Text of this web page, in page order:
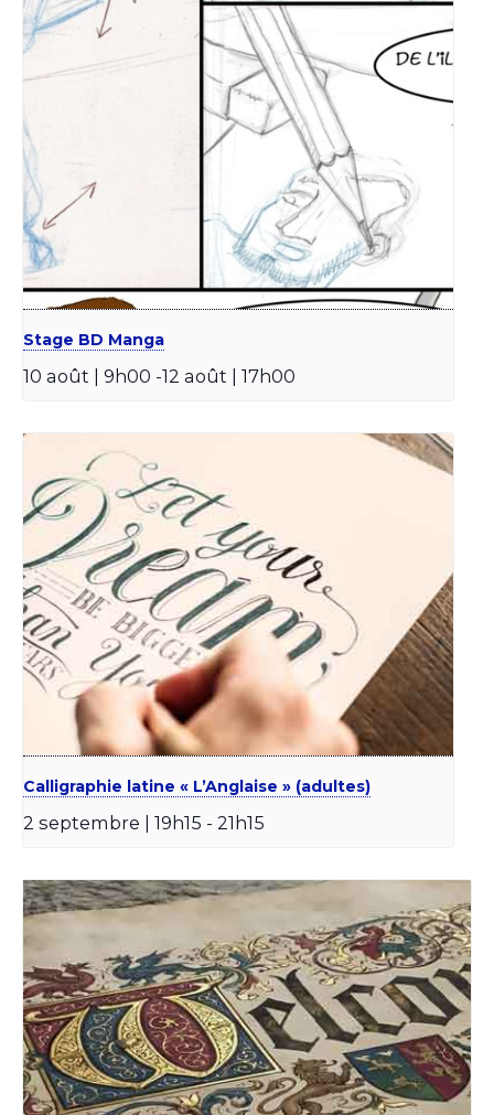
Stage BD Manga
10 août | 9h00 -12 août | 17h00
Calligraphie latine « L’Anglaise » (adultes)
2 septembre | 19h15 - 21h15